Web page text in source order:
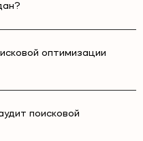
оптимизации
поисковой